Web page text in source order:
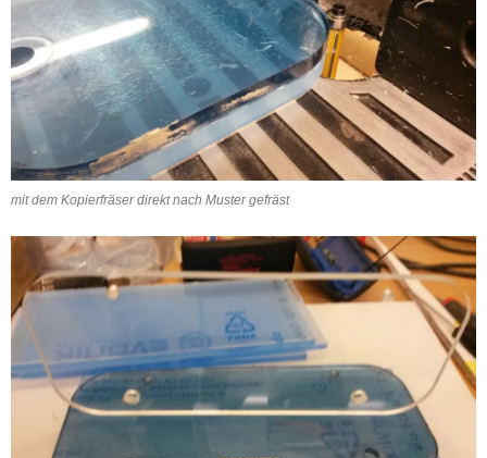
mit dem Kopierfräser direkt nach Muster gefräst